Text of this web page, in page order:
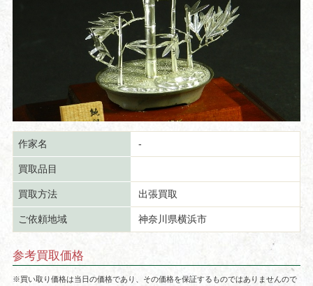
作家名 -
買取品目
買取方法 出張買取
ご依頼地域 神奈川県横浜市
参考買取価格
※買い取り価格は当日の価格であり、その価格を保証するものではありませんので